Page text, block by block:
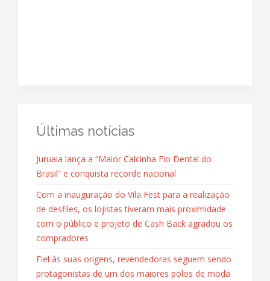
Últimas notícias
Juruaia lança a “Maior Calcinha Fio Dental do
Brasil” e conquista recorde nacional
Com a inauguração do Vila Fest para a realização
de desfiles, os lojistas tiveram mais proximidade
com o público e projeto de Cash Back agradou os
compradores
Fiel às suas origens, revendedoras seguem sendo
protagonistas de um dos maiores polos de moda